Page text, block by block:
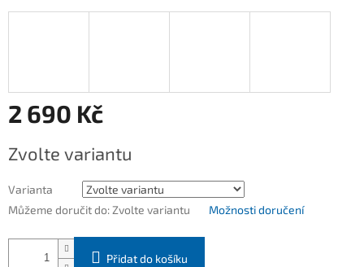
2 690 Kč
cena:
Zvolte variantu
Varianta
Můžeme doručit do: Zvolte variantu Možnosti doručení
Přidat do košíku